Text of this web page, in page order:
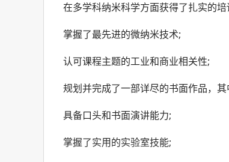
在多学科纳米科学方面获得了扎实的培
掌握了最先进的微纳米技术;
认可课程主题的工业和商业相关性;
规划并完成了一部详尽的书面作品，
具备口头和书面演讲能力;
掌握了实用的实验室技能;